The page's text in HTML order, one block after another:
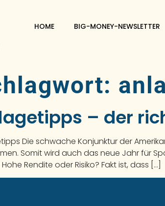
HOME BIG-MONEY-NEWSLETTER
– der
Die schwache Konjunktur der
Somit wird auch das neue Jahr für
Rendite oder Risiko? Fakt ist, dass […]